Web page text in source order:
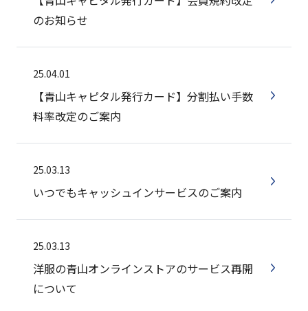
のお知らせ
25.04.01
【青山キャピタル発行カード】分割払い手数
料率改定のご案内
25.03.13
いつでもキャッシュインサービスのご案内
25.03.13
洋服の青山オンラインストアのサービス再開
について